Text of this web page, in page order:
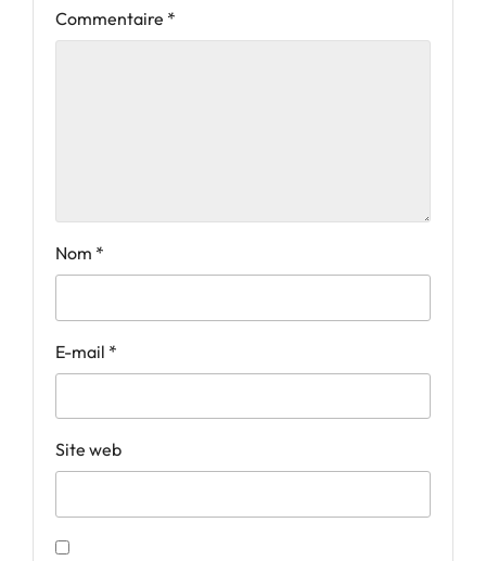
Commentaire *
Nom *
E-mail *
Site web